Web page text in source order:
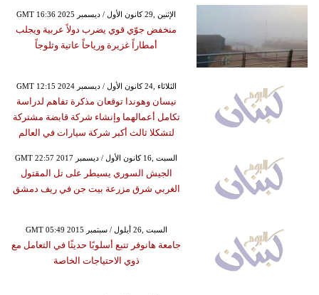
GMT 16:36 2025 الإثنين ,29 كانون الأول / ديسمبر
منخفض جوّي قوي يضرب دولاً عربية ويجلب
أمطاراً غزيرة ورياحاً عاتية وثلوجاً
GMT 12:15 2024 الثلاثاء ,24 كانون الأول / ديسمبر
نيسان وهوندا توقعان مذكرة تفاهم لدراسة
تكامل أعمالهما وإنشاء شركة قابضة مشتركة
لتشكلا ثالث أكبر شركة سيارات في العالم
GMT 22:57 2017 السبت ,16 كانون الأول / ديسمبر
الجيش السوري يسيطر على تل المقتول
الغربي شرق مزرعة بيت جن في ريف دمشق
GMT 05:49 2015 السبت ,26 أيلول / سبتمبر
جامعة هانوفر تتبع أسلوبًا حديثًا في التعامل مع
ذوي الاحتياجات الخاصة